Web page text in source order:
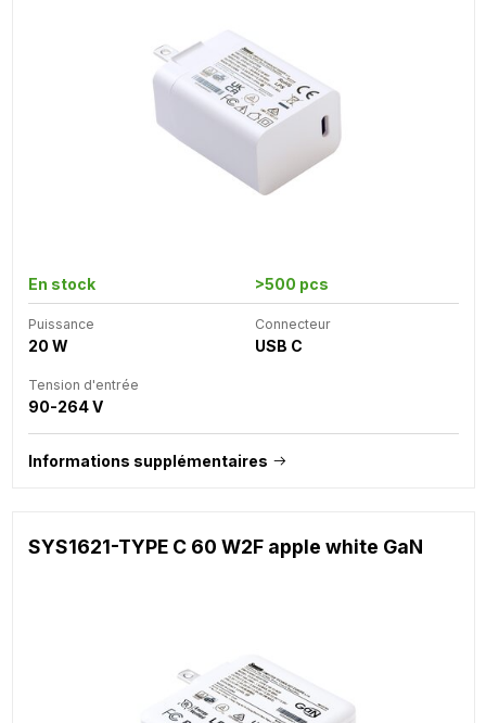
En stock >500 pcs
Puissance
20 W
Connecteur
USB C
Tension d'entrée
90-264 V
Informations supplémentaires
SYS1621-TYPE C 60 W2F apple white GaN